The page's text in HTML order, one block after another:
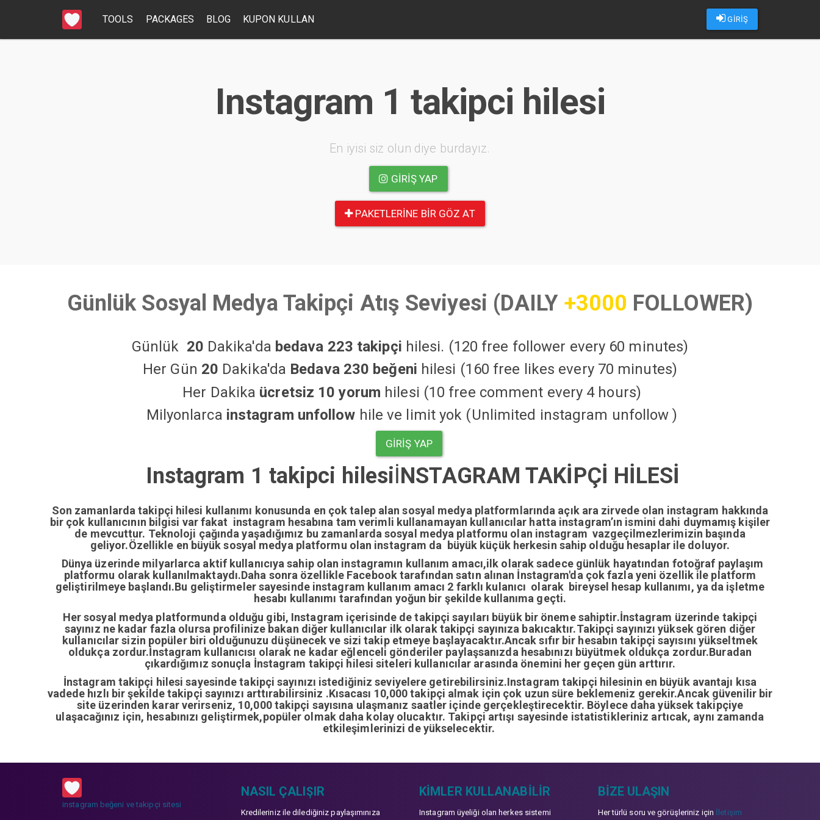
GİRİŞ
TOOLS PACKAGES BLOG KUPON KULLAN
Instagram 1 takipci hilesi
En iyisi siz olun diye burdayız.
GIRIŞ YAP
PAKETLERINE BIR GÖZ AT
Günlük Sosyal Medya Takipçi Atış Seviyesi (DAILY +3000 FOLLOWER)
Günlük 20 Dakika'da bedava 223 takipçi hilesi. (120 free follower every 60 minutes)
Her Gün 20 Dakika'da Bedava 230 beğeni hilesi (160 free likes every 70 minutes)
Her Dakika ücretsiz 10 yorum hilesi (10 free comment every 4 hours)
Milyonlarca instagram unfollow hile ve limit yok (Unlimited instagram unfollow )
GIRIŞ YAP
Instagram 1 takipci hilesiİNSTAGRAM TAKİPÇİ HİLESİ
Son zamanlarda takipçi hilesi kullanımı konusunda en çok talep alan sosyal medya platformlarında açık ara zirvede olan instagram hakkında
bir çok kullanıcının bilgisi var fakat instagram hesabına tam verimli kullanamayan kullanıcılar hatta instagram’ın ismini dahi duymamış kişiler
de mevcuttur. Teknoloji çağında yaşadığımız bu zamanlarda sosyal medya platformu olan instagram vazgeçilmezlerimizin başında
geliyor.Özellikle en büyük sosyal medya platformu olan instagram da büyük küçük herkesin sahip olduğu hesaplar ile doluyor.
Dünya üzerinde milyarlarca aktif kullanıcıya sahip olan instagramın kullanım amacı,ilk olarak sadece günlük hayatından fotoğraf paylaşım
platformu olarak kullanılmaktaydı.Daha sonra özellikle Facebook tarafından satın alınan İnstagram'da çok fazla yeni özellik ile platform
geliştirilmeye başlandı.Bu geliştirmeler sayesinde instagram kullanım amacı 2 farklı kulanıcı olarak bireysel hesap kullanımı, ya da işletme
hesabı kullanımı tarafından yoğun bir şekilde kullanıma geçti.
Her sosyal medya platformunda olduğu gibi, Instagram içerisinde de takipçi sayıları büyük bir öneme sahiptir.İnstagram üzerinde takipçi
sayınız ne kadar fazla olursa profilinize bakan diğer kullanıcılar ilk olarak takipçi sayınıza bakıcaktır.Takipçi sayınızı yüksek gören diğer
kullanıcılar sizin popüler biri olduğunuzu düşünecek ve sizi takip etmeye başlayacaktır.Ancak sıfır bir hesabın takipçi sayısını yükseltmek
oldukça zordur.İnstagram kullanıcısı olarak ne kadar eğlenceli gönderiler paylaşsanızda hesabınızı büyütmek oldukça zordur.Buradan
çıkardığımız sonuçla İnstagram takipçi hilesi siteleri kullanıcılar arasında önemini her geçen gün arttırır.
İnstagram takipçi hilesi sayesinde takipçi sayınızı istediğiniz seviyelere getirebilirsiniz.Instagram takipçi hilesinin en büyük avantajı kısa
vadede hızlı bir şekilde takipçi sayınızı arttırabilirsiniz .Kısacası 10,000 takipçi almak için çok uzun süre beklemeniz gerekir.Ancak güvenilir bir
site üzerinden karar verirseniz, 10,000 takipçi sayısına ulaşmanız saatler içinde gerçekleştirecektir. Böylece daha yüksek takipçiye
ulaşacağınız için, hesabınızı geliştirmek,popüler olmak daha kolay olucaktır. Takipçi artışı sayesinde istatistikleriniz artıcak, aynı zamanda
etkileşimlerinizi de yükselecektir.
instagram beğeni ve takipçi sitesi
NASIL ÇALIŞIR
Kredileriniz ile dilediğiniz paylaşımınıza
KIMLER KULLANABILIR
Instagram üyeliği olan herkes sistemi
BIZE ULAŞIN
Her türlü soru ve görüşleriniz için İletişim